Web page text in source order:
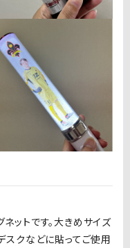
ットです。大きめサイズ
スクなどに貼ってご使用